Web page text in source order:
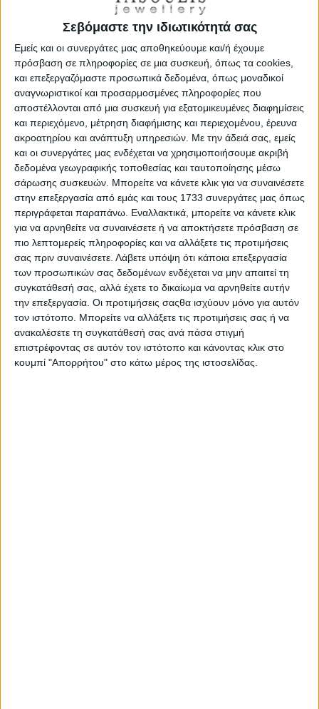
Σεβόμαστε την ιδιωτικότητά σας
Εμείς και οι συνεργάτες μας αποθηκεύουμε και/ή έχουμε
πρόσβαση σε πληροφορίες σε μια συσκευή, όπως τα cookies,
και επεξεργαζόμαστε προσωπικά δεδομένα, όπως μοναδικοί
αναγνωριστικοί και προσαρμοσμένες πληροφορίες που
αποστέλλονται από μια συσκευή για εξατομικευμένες διαφημίσεις
και περιεχόμενο, μέτρηση διαφήμισης και περιεχομένου, έρευνα
ακροατηρίου και ανάπτυξη υπηρεσιών. Με την άδειά σας, εμείς
και οι συνεργάτες μας ενδέχεται να χρησιμοποιήσουμε ακριβή
δεδομένα γεωγραφικής τοποθεσίας και ταυτοποίησης μέσω
σάρωσης συσκευών. Μπορείτε να κάνετε κλικ για να συναινέσετε
στην επεξεργασία από εμάς και τους 1733 συνεργάτες μας όπως
περιγράφεται παραπάνω. Εναλλακτικά, μπορείτε να κάνετε κλικ
για να αρνηθείτε να συναινέσετε ή να αποκτήσετε πρόσβαση σε
πιο λεπτομερείς πληροφορίες και να αλλάξετε τις προτιμήσεις
σας πριν συναινέσετε. Λάβετε υπόψη ότι κάποια επεξεργασία
των προσωπικών σας δεδομένων ενδέχεται να μην απαιτεί τη
συγκατάθεσή σας, αλλά έχετε το δικαίωμα να αρνηθείτε αυτήν
την επεξεργασία. Οι προτιμήσεις σαςθα ισχύουν μόνο για αυτόν
τον ιστότοπο. Μπορείτε να αλλάξετε τις προτιμήσεις σας ή να
ανακαλέσετε τη συγκατάθεσή σας ανά πάσα στιγμή
επιστρέφοντας σε αυτόν τον ιστότοπο και κάνοντας κλικ στο
κουμπί "Απορρήτου" στο κάτω μέρος της ιστοσελίδας.
Κωδικός προϊόντος : RO100-T2D111
Μάρκα:Timex
Φύλο:Γυναικείο
Διάμετρος Κάσας: 15 mm
Κάσα:Ασημί, Ανοξείδωτο Ατσάλι
Καντράν: Λευκό
Κρύσταλλο:Φυσικό - Ορυκτό
Μπρασελέ:Ασημί, Ατόφιο Ατσάλινο Μπρασελέ
Κούμπωμα: Ασφαλείας
Τύπος Ρολογιού:Αναλογικό
Τύπος Κίνησης:Αναλογικό